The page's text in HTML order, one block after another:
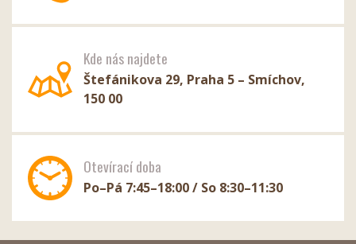
Kde nás najdete
Štefánikova 29, Praha 5 – Smíchov,
150 00
Otevírací doba
Po–Pá 7:45–18:00 / So 8:30–11:30